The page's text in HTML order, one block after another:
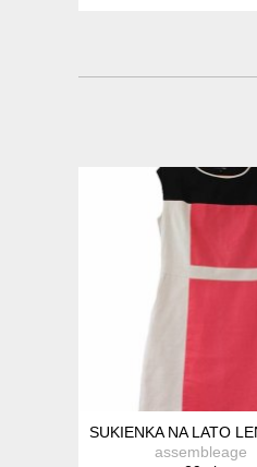
SUKIENKA NA LATO
assembleage